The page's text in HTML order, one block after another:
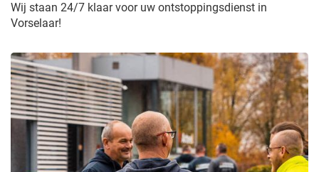
Wij staan 24/7 klaar voor uw ontstoppingsdienst in
Vorselaar!